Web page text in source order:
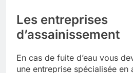
Les entreprises
d’assainissement
En cas de fuite d’eau vous
une entreprise spécialisée en